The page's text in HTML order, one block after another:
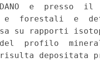
e
forestali  e
su rapporti
profilo
risulta